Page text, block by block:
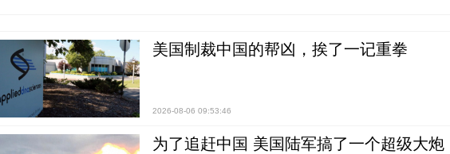
美国制裁中国的帮凶，挨了一记重拳
2026-08-06 09:53:46
为了追赶中国 美国陆军搞了一个超级大炮